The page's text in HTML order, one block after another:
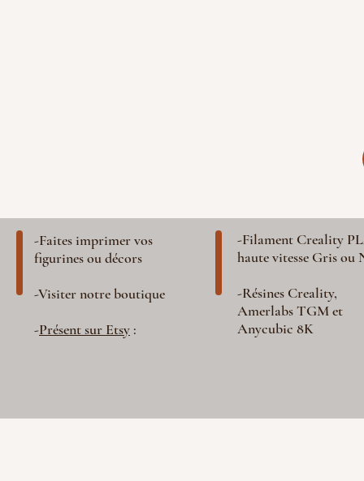
-Faites imprimer vos
figurines ou décors
-Visiter notre boutique
-Présent sur Etsy :
-Filament Creality
haute vitesse Gris ou
-Résines Creality,
Amerlabs TGM et
Anycubic 8K